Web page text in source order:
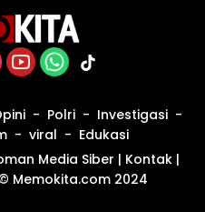
Polri
Investigasi
viral
Edukasi
Media Siber | Kontak|
© Memokita.com 2024